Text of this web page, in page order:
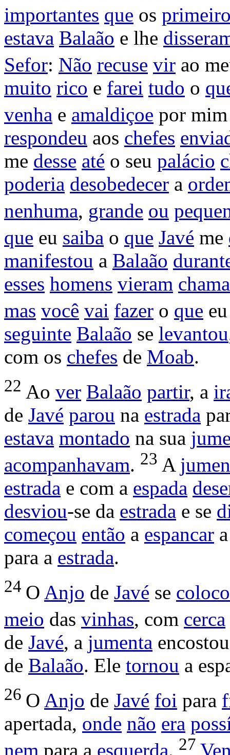
importantes que os
estava Balaão e lhe
Sefor: Não recuse vir ao
muito rico e farei tudo o
venha e amaldiçoe por
respondeu aos chefes
me desse até o seu palácio
poderia desobedecer a
nenhuma, grande ou
que eu saiba o que Javé me
manifestou a Balaão
esses homens vieram
mas você vai fazer o que
seguinte Balaão se levantou
com os chefes de Moab.
22 Ao ver Balaão partir, a
de Javé parou na estrada
estava montado na sua
acompanhavam. 23 A
estrada e com a espada
desviou-se da estrada e se
começou então a espancar
para a estrada.
24 O Anjo de Javé se
meio das vinhas, com cerca
de Javé, a jumenta encostou
de Balaão. Ele tornou a
26 O Anjo de Javé foi para
apertada, onde não era
nem para a esquerda. 27